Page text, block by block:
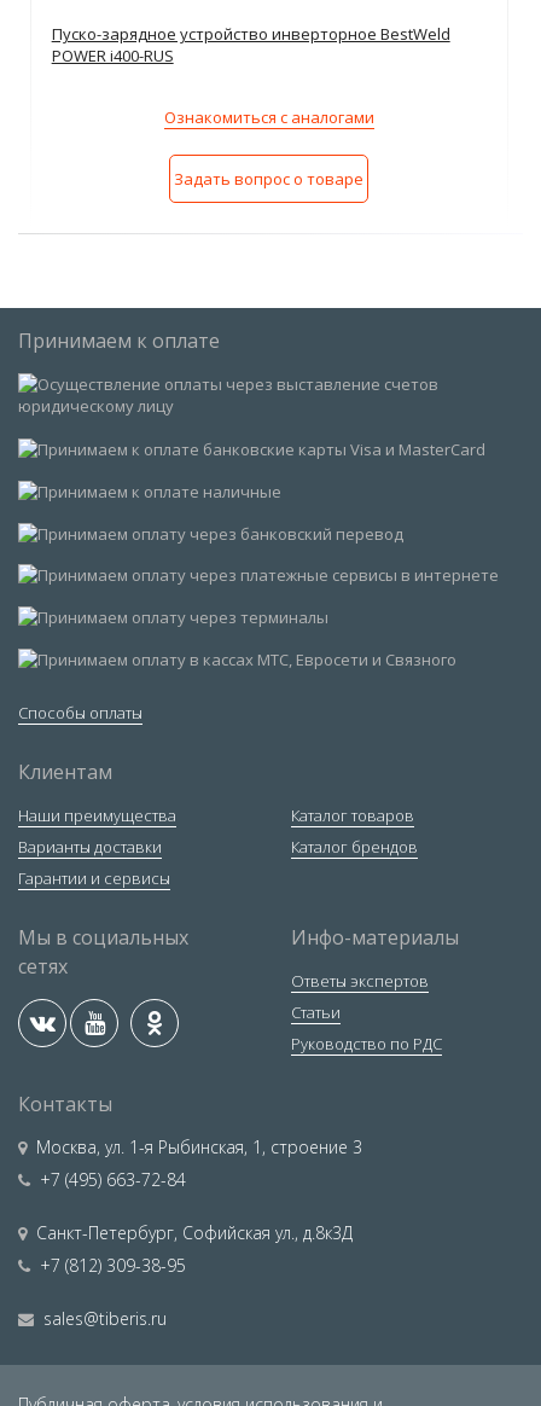
Пуско-зарядное устройство инверторное BestWeld
POWER i400-RUS
Ознакомиться с аналогами
Задать вопрос о товаре
Принимаем к оплате
Способы оплаты
Клиентам
Наши преимущества
Варианты доставки
Гарантии и сервисы
Каталог товаров
Каталог брендов
Мы в социальных
сетях
Инфо-материалы
Ответы экспертов
Статьи
Руководство по РДС
Контакты
Москва, ул. 1-я Рыбинская, 1, строение 3
+7 (495) 663-72-84
Санкт-Петербург, Софийская ул., д.8к3Д
+7 (812) 309-38-95
sales@tiberis.ru